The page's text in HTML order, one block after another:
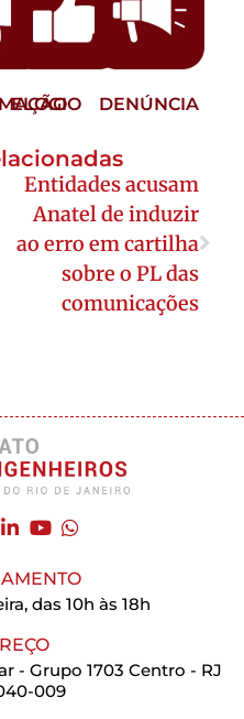
ELOGIO DENÚNCIA
Entidades acusam
Anatel de induzir
ao erro em cartilha
sobre o PL das
comunicações
das 10h às 18h
- Grupo 1703 Centro - RJ
009